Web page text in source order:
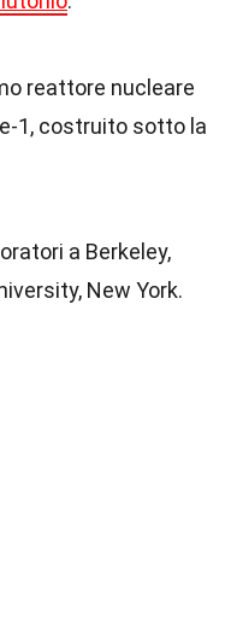
reattore nucleare
1, costruito sotto la
a Berkeley,
New York.